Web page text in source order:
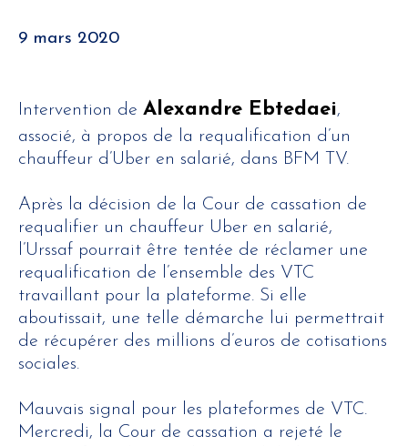
9 mars 2020
Intervention de Alexandre Ebtedaei,
associé, à propos de la requalification d’un
chauffeur d’Uber en salarié, dans BFM TV.
Après la décision de la Cour de cassation de
requalifier un chauffeur Uber en salarié,
l’Urssaf pourrait être tentée de réclamer une
requalification de l’ensemble des VTC
travaillant pour la plateforme. Si elle
aboutissait, une telle démarche lui permettrait
de récupérer des millions d’euros de cotisations
sociales.
Mauvais signal pour les plateformes de VTC.
Mercredi, la Cour de cassation a rejeté le